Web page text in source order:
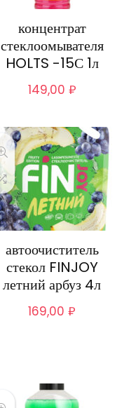
концентрат
стеклоомывателя
HOLTS -15С 1л
149,00 ₽
автоочиститель
стекол FINJOY
летний арбуз 4л
169,00₽